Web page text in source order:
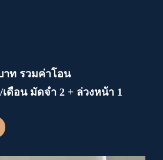
าท รวมค่าโอน
เดือน มัดจำ 2 + ล่วงหน้า 1